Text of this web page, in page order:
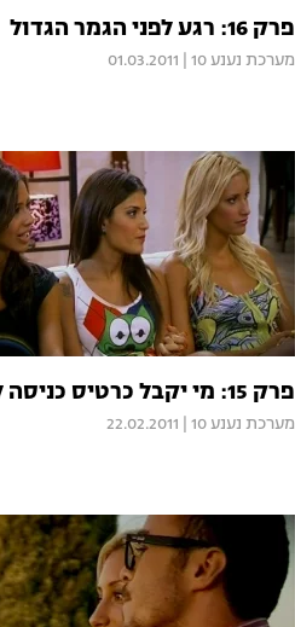
פרק 16: רגע לפני הגמר הגדול
מערכת נענע 10 01.03.2011
פרק 15: מי יקבל כרטיס כניסה לגמר?
מערכת נענע 10 22.02.2011